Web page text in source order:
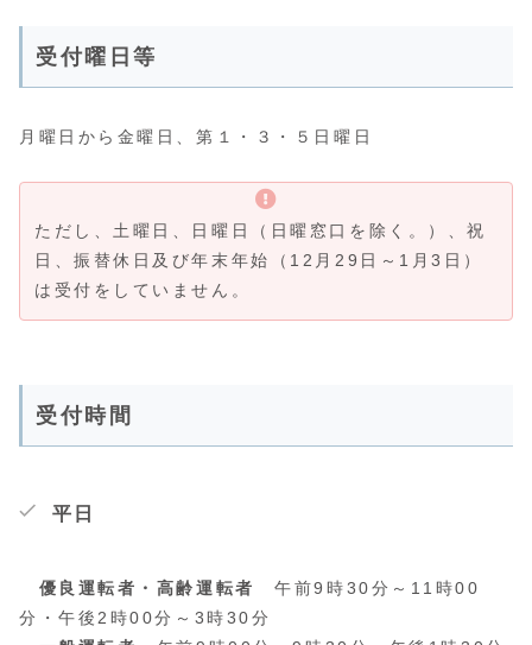
受付曜日等
月曜日から金曜日、第１・３・５日曜日
ただし、土曜日、日曜日（日曜窓口を除く。）、祝
日、振替休日及び年末年始（12月29日～1月3日）
は受付をしていません。
受付時間
平日
優良運転者・高齢運転者
午前9時30分～11時00
分・午後2時00分～3時30分